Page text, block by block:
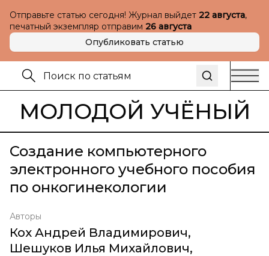
Отправьте статью сегодня! Журнал выйдет 22 августа,
печатный экземпляр отправим 26 августа
Опубликовать статью
МОЛОДОЙ УЧЁНЫЙ
Создание компьютерного
электронного учебного пособия
по онкогинекологии
Авторы
Кох Андрей Владимирович,
Шешуков Илья Михайлович,